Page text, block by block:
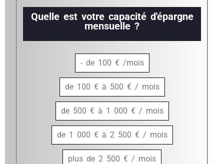
Quelle est votre capacité d'épargne
mensuelle ?
- de 100 € /mois
de 100 € à 500 € / mois
de 500 € à 1 000 € / mois
de 1 000 € à 2 500 € / mois
plus de 2 500 € / mois